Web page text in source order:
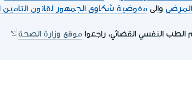
وإلى مفوضية شكاوى الجمهور لقانون
النفسي القضائي، راجعوا موقع وزارة الصحة